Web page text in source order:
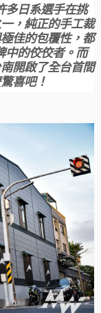
多日系選手在挑
，純正的手工裁
佳的包覆性，都
的佼佼者。而
開啟了全台首間
喜吧！